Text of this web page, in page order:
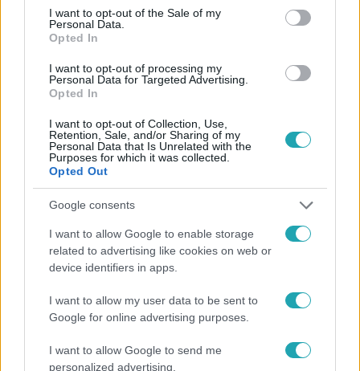
consent section.
I want to opt-out of the Sale of my
Personal Data.
Opted In
I want to opt-out of processing my
Personal Data for Targeted Advertising.
Opted In
I want to opt-out of Collection, Use,
Retention, Sale, and/or Sharing of my
Personal Data that Is Unrelated with the
Purposes for which it was collected.
Opted Out
Google consents
I want to allow Google to enable storage
related to advertising like cookies on web or
device identifiers in apps.
I want to allow my user data to be sent to
Google for online advertising purposes.
I want to allow Google to send me
personalized advertising.
HÍRADÓ VASÁRNAPI BOLTZÁR NÉPSZAVAZÁS
Népszerű